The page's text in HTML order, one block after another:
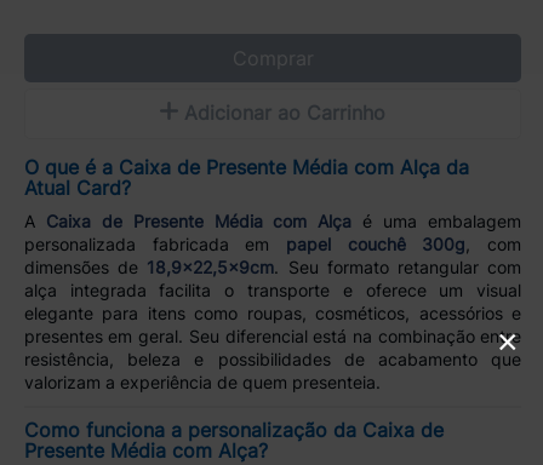
Comprar
Adicionar ao Carrinho
O que é a Caixa de Presente Média com Alça da
Atual Card?
A Caixa de Presente Média com Alça é uma embalagem
personalizada fabricada em papel couchê 300g, com
dimensões de 18,9x22,5x9cm. Seu formato retangular com
alça integrada facilita o transporte e oferece um visual
elegante para itens como roupas, cosméticos, acessórios e
presentes em geral. Seu diferencial está na combinação entre
resistência, beleza e possibilidades de acabamento que
valorizam a experiência de quem presenteia.
Como funciona a personalização da Caixa de
Presente Média com Alça?
×